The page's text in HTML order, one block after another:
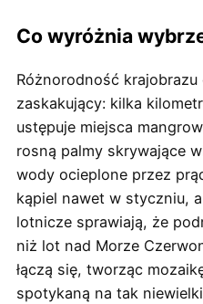
Co wyróżnia
Różnorodność
zaskakujący: kilka
ustępuje miejsca
rosną palmy skrywające
wody ocieplone przez
kąpiel nawet w styczniu,
lotnicze sprawiają, że
niż lot nad Morze
łączą się, tworząc
spotykaną na tak